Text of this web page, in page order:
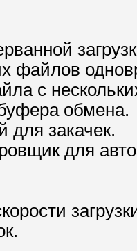
файлов
с
обмена.
для закачек.
для